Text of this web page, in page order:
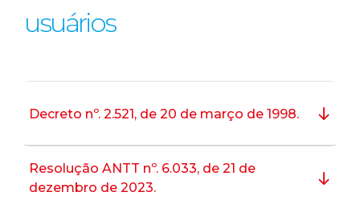
usuários
Decreto nº. 2.521, de 20 de março de 1998.
Resolução ANTT nº. 6.033, de 21 de
dezembro de 2023.